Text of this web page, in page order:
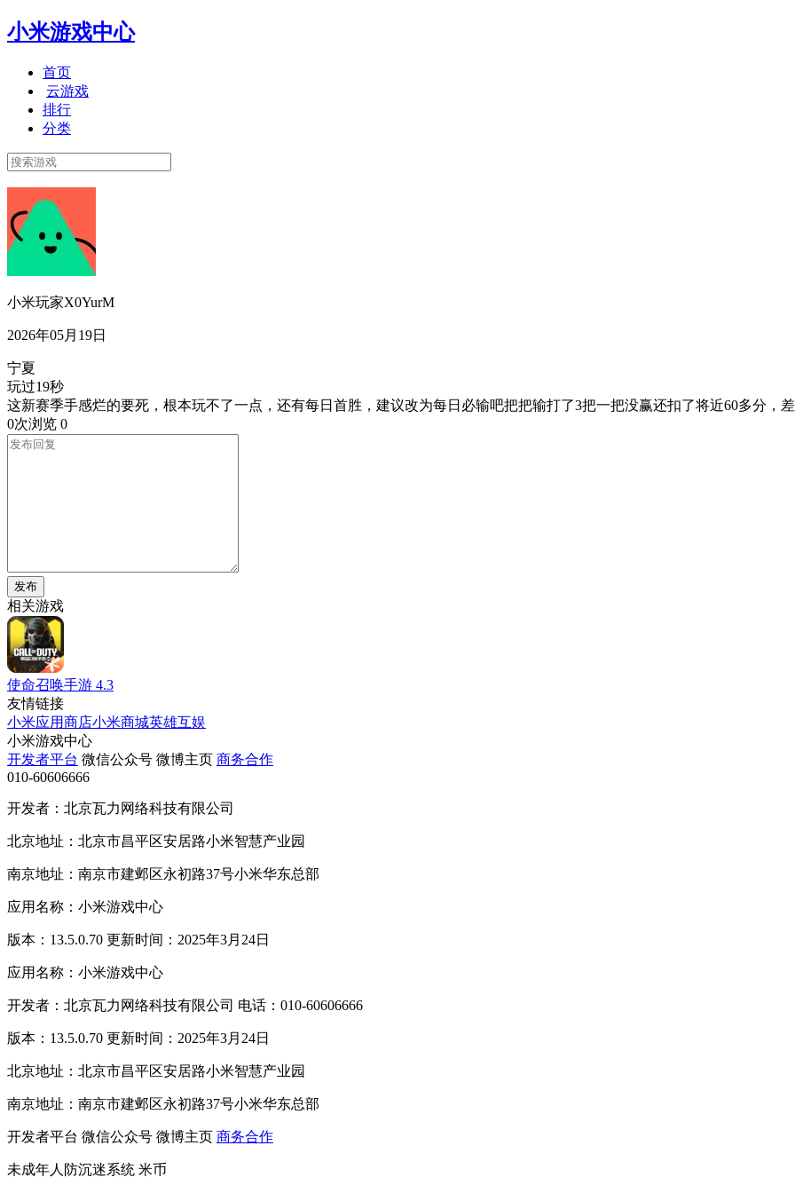
小米游戏中心
首页
云游戏
排行
分类
小米玩家X0YurM
2026年05月19日
宁夏
玩过19秒
这新赛季手感烂的要死，根本玩不了一点，还有每日首胜，建议改为每日必输吧把把输打了3把一把没赢还扣了将近60多分，
0次浏览 0
发布
相关游戏
使命召唤手游 4.3
友情链接
小米应用商店小米商城英雄互娱
小米游戏中心
开发者平台 微信公众号 微博主页 商务合作
010-60606666
开发者：北京瓦力网络科技有限公司
北京地址：北京市昌平区安居路小米智慧产业园
南京地址：南京市建邺区永初路37号小米华东总部
应用名称：小米游戏中心
版本：13.5.0.70 更新时间：2025年3月24日
应用名称：小米游戏中心
开发者：北京瓦力网络科技有限公司 电话：010-60606666
版本：13.5.0.70 更新时间：2025年3月24日
北京地址：北京市昌平区安居路小米智慧产业园
南京地址：南京市建邺区永初路37号小米华东总部
开发者平台 微信公众号 微博主页 商务合作
未成年人防沉迷系统 米币